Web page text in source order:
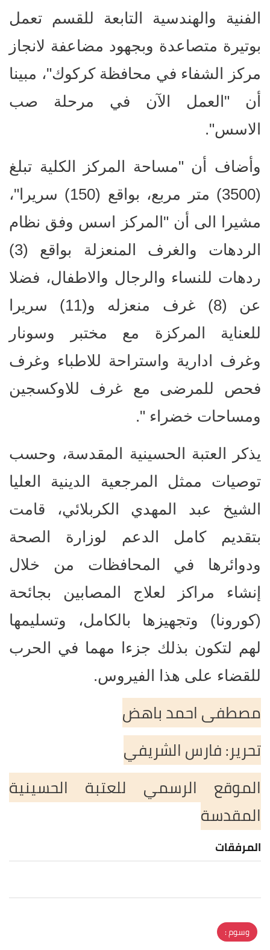
الفنية والهندسية التابعة للقسم تعمل
بوتيرة متصاعدة وبجهود مضاعفة لانجاز
مركز الشفاء في محافظة كركوك"، مبينا
أن "العمل الآن في مرحلة صب
الاسس".
وأضاف أن "مساحة المركز الكلية تبلغ
(3500) متر مربع، بواقع (150) سريرا"،
مشيرا الى أن "المركز اسس وفق نظام
الردهات والغرف المنعزلة بواقع (3)
ردهات للنساء والرجال والاطفال، فضلا
عن (8) غرف منعزله و(11) سريرا
للعناية المركزة مع مختبر وسونار
وغرف ادارية واستراحة للاطباء وغرف
فحص للمرضى مع غرف للاوكسجين
ومساحات خضراء ".
يذكر العتبة الحسينية المقدسة، وحسب
توصيات ممثل المرجعية الدينية العليا
الشيخ عبد المهدي الكربلائي، قامت
بتقديم كامل الدعم لوزارة الصحة
ودوائرها في المحافظات من خلال
إنشاء مراكز لعلاج المصابين بجائحة
(كورونا) وتجهيزها بالكامل، وتسليمها
لهم لتكون بذلك جزءا مهما في الحرب
للقضاء على هذا الفيروس.
مصطفى احمد باهض
تحرير: فارس الشريفي
الموقع الرسمي للعتبة الحسينية
المقدسة
المرفقات
وسوم :